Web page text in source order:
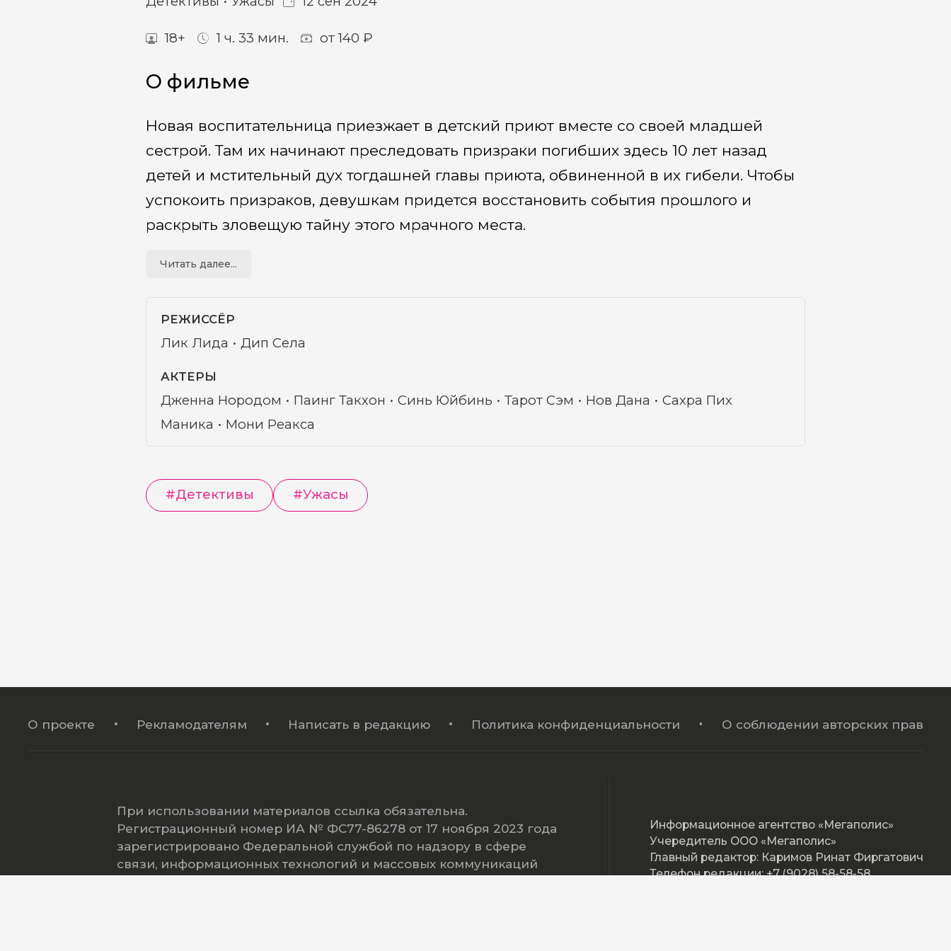
18+ 1 ч. 33 мин. от 140 ₽
О фильме
Новая воспитательница приезжает в детский приют вместе со своей младшей
сестрой. Там их начинают преследовать призраки погибших здесь 10 лет назад
детей и мстительный дух тогдашней главы приюта, обвиненной в их гибели. Чтобы
успокоить призраков, девушкам придется восстановить события прошлого и
раскрыть зловещую тайну этого мрачного места.
Читать далее...
РЕЖИССЁР
Лик Лида Дип Села
АКТЕРЫ
Дженна Нородом Паинг Такхон Синь Юйбинь Тарот Сэм Нов Дана
Сахра Пих
Маника
Мони Реакса
#Детективы #Ужасы
О проекте Рекламодателям Написать в редакцию Политика конфиденциальности О соблюдении авторских прав
Информационное агентство «Мегаполис»
Учередитель ООО «Мегаполис»
Главный редактор: Каримов Ринат Фиргатович
Телефон редакции: +7 (9028) 58-58-58
При использовании материалов ссылка обязательна.
Регистрационный номер ИА № ФС77-86278 от 17 ноября 2023 года
зарегистрировано Федеральной службой по надзору в сфере
связи, информационных технологий и массовых коммуникаций